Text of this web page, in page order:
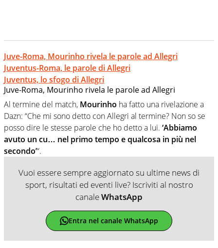
Juve-Roma, Mourinho rivela le parole ad Allegri
Juventus-Roma, le parole di Allegri
Juventus, lo sfogo di Allegri
Juve-Roma, Mourinho rivela le parole ad Allegri
Al termine del match, Mourinho ha fatto una rivelazione a
Dazn: “Che mi sono detto con Allegri al termine? Non so se
posso dire le stesse parole che ho detto a lui. ‘Abbiamo
avuto un cu… nel primo tempo e qualcosa in più nel
secondo’“.
Vuoi essere sempre aggiornato su ultime news di
sport, risultati ed eventi live? Iscriviti al nostro
canaleWhatsApp
Entra nel canale WhatsApp